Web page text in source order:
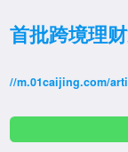
首批跨境理
//m.01caijing.com/